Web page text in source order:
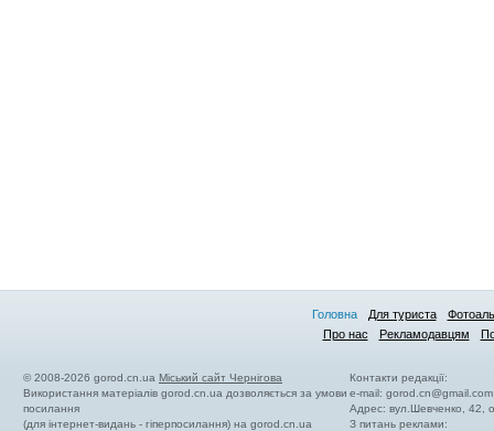
Головна Для туриста
Про нас
Рекламодавцям
© 2008-2026 gorod.cn.ua Міський сайт Чернігова
Використання матеріалів gorod.cn.ua дозволяється за умови
посилання
(для інтернет-видань - гіперпосилання) на gorod.cn.ua
Контакти редакції:
e-mail:gorod.cn@gmail.com
Адрес: вул.Шевченко, 42,
З питань реклами: